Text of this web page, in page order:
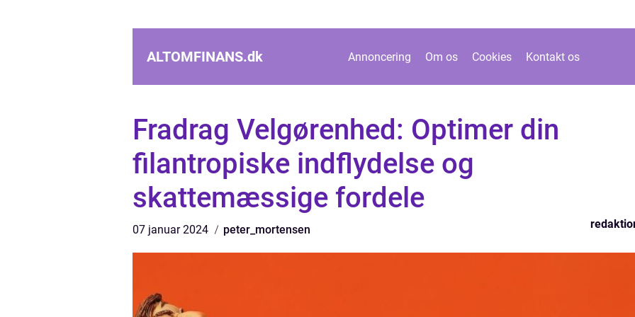
ALTOMFINANS.dk Annoncering Om os Cookies Kontakt os
Fradrag Velgørenhed: Optimer din
filantropiske indflydelse og
skattemæssige fordele
07 januar 2024 peter_mortensen